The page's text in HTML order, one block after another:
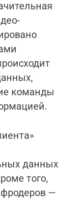
команды
данных
того,
—